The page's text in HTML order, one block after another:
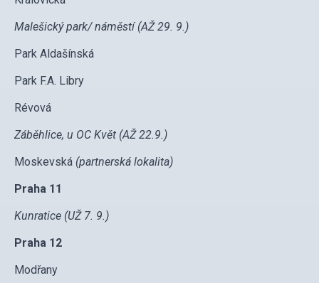
Malešický park/ náměstí (AŽ 29. 9.)
Park Aldašínská
Park F.A. Libry
Révová
Záběhlice, u OC Květ (AŽ 22.9.)
Moskevská (partnerská lokalita)
Praha 11
Kunratice (UŽ 7. 9.)
Praha 12
Modřany